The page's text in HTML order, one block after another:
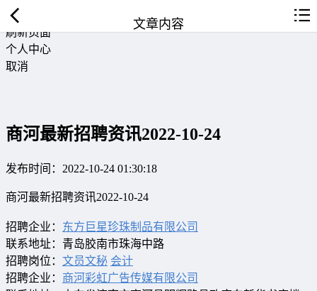
返回首页
刷新页面
个人中心
取消
文章内容
商河最新招聘资讯2022-10-24
发布时间：2022-10-24 01:30:18
商河最新招聘资讯2022-10-24
招聘企业： 东方巨星珍珠制品有限公司
联系地址：青岛胶南市珠海中路
招聘岗位： 文员文秘 会计
招聘企业： 商河彩虹广告传媒有限公司